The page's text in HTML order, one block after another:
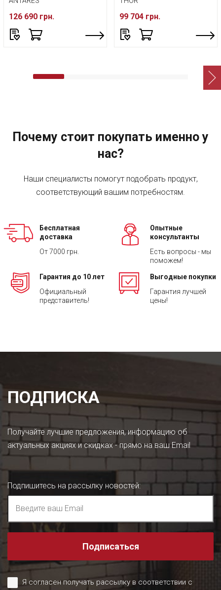
126 690 грн. 99 704 грн.
Почему стоит покупать именно у
нас?
Наши специалисты помогут подобрать продукт,
соответствующий вашим потребностям.
Бесплатная
доставка
От 7000 грн.
Опытные
консультанты
Есть вопросы - мы
поможем!
Гарантия до 10 лет
Официальный
представитель!
Выгодные покупки
Гарантия лучшей
цены!
ПОДПИСКА
Получайте лучшие предложения, информацию об
актуальных акциях и скидках - прямо на ваш Email
Подпишитесь на рассылку новостей:
Подписаться
Я согласен получать рассылку в соответствии с